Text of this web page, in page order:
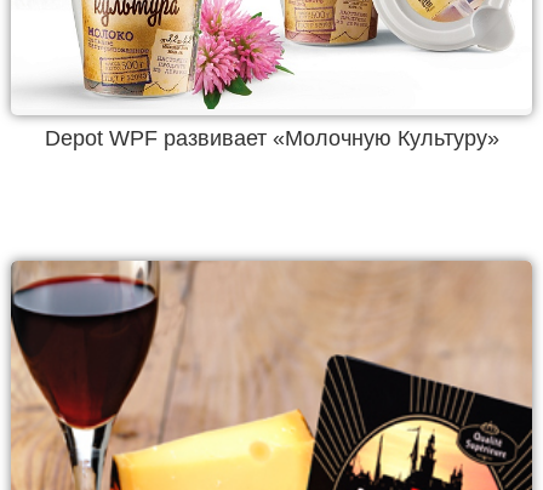
Depot WPF развивает «Молочную Культуру»